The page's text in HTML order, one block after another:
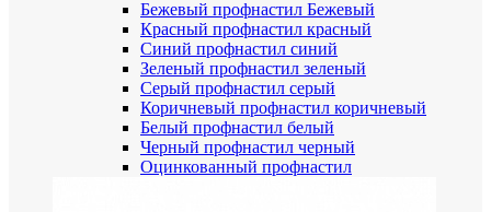
Бежевый профнастил Бежевый
Красный профнастил красный
Синий профнастил синий
Зеленый профнастил зеленый
Серый профнастил серый
Коричневый профнастил коричневый
Белый профнастил белый
Черный профнастил черный
Оцинкованный профнастил